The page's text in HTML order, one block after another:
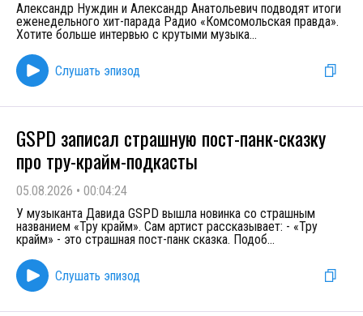
Александр Нуждин и Александр Анатольевич подводят итоги
еженедельного хит-парада Радио «Комсомольская правда».
Хотите больше интервью с крутыми музыка...
Слушать эпизод
GSPD записал страшную пост-панк-сказку
про тру-крайм-подкасты
05.08.2026 • 00:04:24
У музыканта Давида GSPD вышла новинка со страшным
названием «Тру крайм». Сам артист рассказывает: - «Тру
крайм» - это страшная пост-панк сказка. Подоб...
Слушать эпизод